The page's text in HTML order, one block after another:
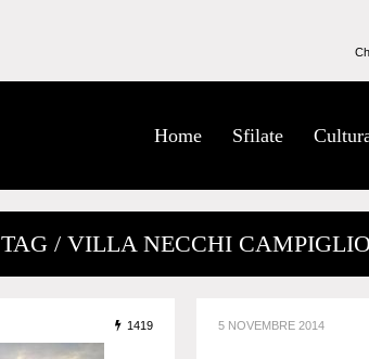
Home Sfilate
TAG / VILLA NECCHI CAMPIGLIO
1419 5 NOVEMBRE 2014